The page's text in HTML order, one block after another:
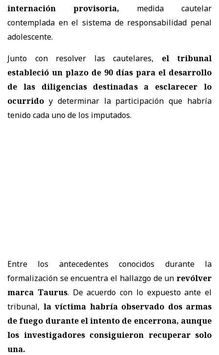
internación provisoria, medida cautelar
contemplada en el sistema de responsabilidad penal
adolescente.
Junto con resolver las cautelares, el tribunal
estableció un plazo de 90 días para el desarrollo
de las diligencias destinadas a esclarecer lo
ocurrido y determinar la participación que habría
tenido cada uno de los imputados.
Entre los antecedentes conocidos durante la
formalización se encuentra el hallazgo de un revólver
marca Taurus. De acuerdo con lo expuesto ante el
tribunal, la víctima habría observado dos armas
de fuego durante el intento de encerrona, aunque
los investigadores consiguieron recuperar solo
una.